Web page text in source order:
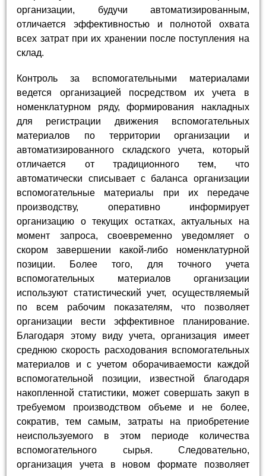
организации, будучи автоматизированным,
отличается эффективностью и полнотой охвата
всех затрат при их хранении после поступления на
склад.
Контроль за вспомогательными материалами
ведется организацией посредством их учета в
номенклатурном ряду, формирования накладных
для регистрации движения вспомогательных
материалов по территории организации и
автоматизированного складского учета, который
отличается от традиционного тем, что
автоматически списывает с баланса организации
вспомогательные материалы при их передаче
производству, оперативно информирует
организацию о текущих остатках, актуальных на
момент запроса, своевременно уведомляет о
скором завершении какой-либо номенклатурной
позиции. Более того, для точного учета
вспомогательных материалов организации
используют статистический учет, осуществляемый
по всем рабочим показателям, что позволяет
организации вести эффективное планирование.
Благодаря этому виду учета, организация имеет
среднюю скорость расходования вспомогательных
материалов и с учетом оборачиваемости каждой
вспомогательной позиции, известной благодаря
накопленной статистики, может совершать закуп в
требуемом производством объеме и не более,
сократив, тем самым, затраты на приобретение
неиспользуемого в этом периоде количества
вспомогательного сырья. Следовательно,
организация учета в новом формате позволяет